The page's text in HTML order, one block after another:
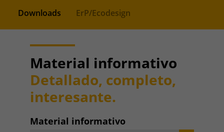
Downloads ErP/Ecodesign
Material informativo
Detallado, completo,
interesante.
Material informativo